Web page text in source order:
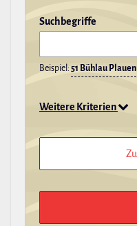
Such­be­griffe
Beispiel: 51 Bühlau Plauen
Weitere Kriterien